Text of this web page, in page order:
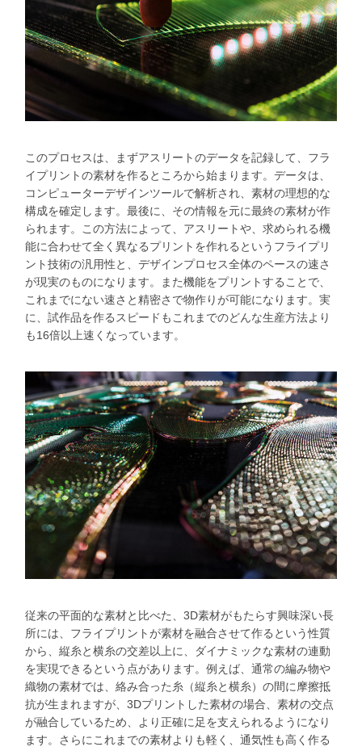
このプロセスは、まずアスリートのデータを記録して、フラ
イプリントの素材を作るところから始まります。データは、
コンピューターデザインツールで解析され、素材の理想的な
構成を確定します。最後に、その情報を元に最終の素材が作
られます。この方法によって、アスリートや、求められる機
能に合わせて全く異なるプリントを作れるというフライプリ
ント技術の汎用性と、デザインプロセス全体のペースの速さ
が現実のものになります。また機能をプリントすることで、
これまでにない速さと精密さで物作りが可能になります。実
に、試作品を作るスピードもこれまでのどんな生産方法より
も16倍以上速くなっています。
従来の平面的な素材と比べた、3D素材がもたらす興味深い長
所には、フライプリントが素材を融合させて作るという性質
から、縦糸と横糸の交差以上に、ダイナミックな素材の連動
を実現できるという点があります。例えば、通常の編み物や
織物の素材では、絡み合った糸（縦糸と横糸）の間に摩擦抵
抗が生まれますが、3Dプリントした素材の場合、素材の交点
が融合しているため、より正確に足を支えられるようになり
ます。さらにこれまでの素材よりも軽く、通気性も高く作る